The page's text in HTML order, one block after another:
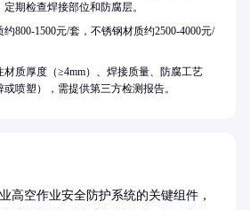
高空作业安全防护系统的关键组件，
定期检查焊接部位和防腐层。
约800-1500元/套，不锈钢材质约2500-4000元/
材质厚度（≥4mm）、焊接质量、防腐工艺
或喷塑），需提供第三方检测报告。